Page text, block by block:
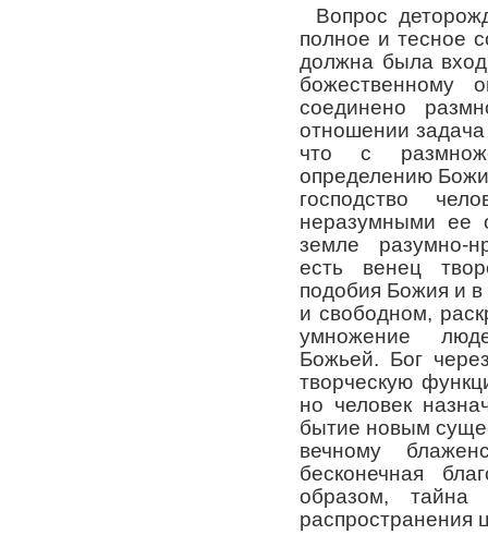
Вопрос
полное и тесное
должна была
божественному
соединено
отношении задача
что с
определению
господство
неразумными ее
земле разумно-
есть венец
подобия Божия и
и свободном,
умножение
Божьей. Бог
творческую
но человек
бытие новым
вечному
бесконечная
образом,
распространения